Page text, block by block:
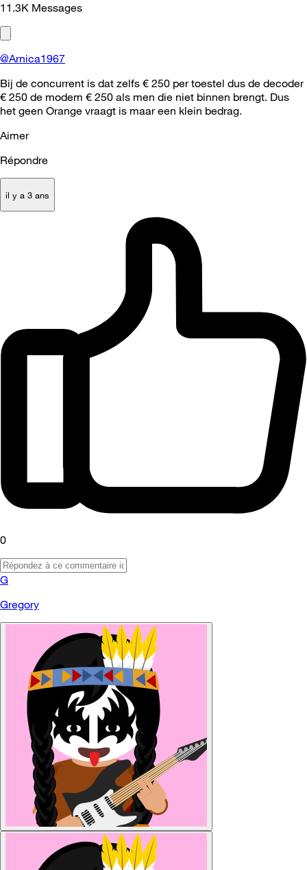
11.3K Messages
@Arnica1967
Bij de concurrent is dat zelfs € 250 per toestel dus de decoder
€ 250 de modem € 250 als men die niet binnen brengt. Dus
het geen Orange vraagt is maar een klein bedrag.
Aimer
Répondre
il y a 3 ans
0
G
Gregory